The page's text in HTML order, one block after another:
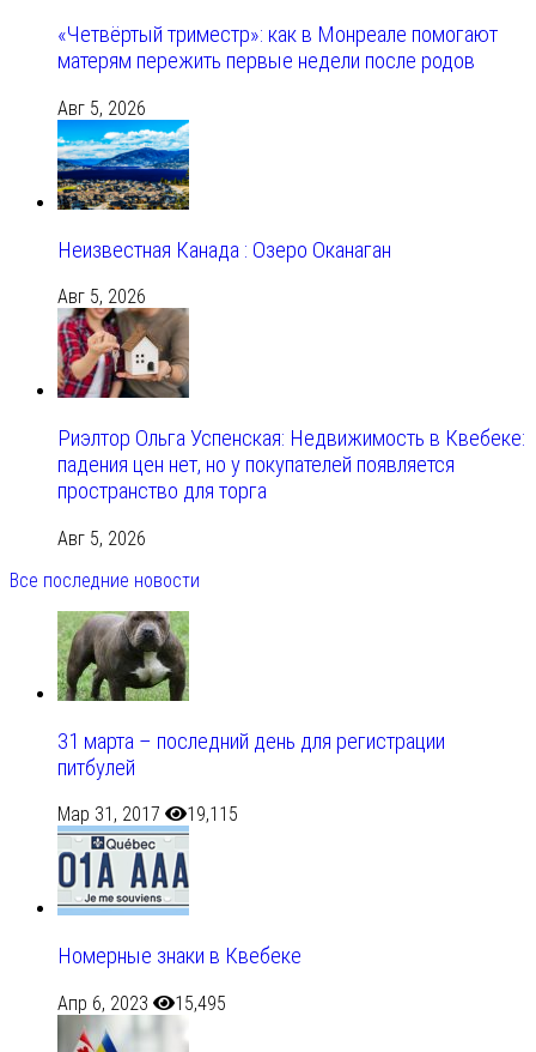
«Четвёртый триместр»: как в Монреале помогают
матерям пережить первые недели после родов
Авг 5, 2026
Неизвестная Канада : Озеро Оканаган
Авг 5, 2026
Риэлтор Ольга Успенская: Недвижимость в Квебеке:
падения цен нет, но у покупателей появляется
пространство для торга
Авг 5, 2026
Все последние новости
31 марта – последний день для регистрации
питбулей
Мар 31, 2017 19,115
Номерные знаки в Квебеке
Апр 6, 2023 15,495